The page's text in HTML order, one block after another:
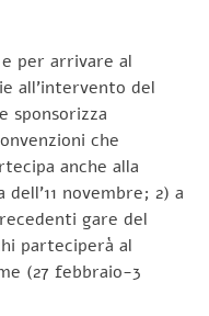
per arrivare al
all’intervento del
sponsorizza
che
anche alla
novembre; 2) a
gare del
parteciperà al
(27 febbraio-3